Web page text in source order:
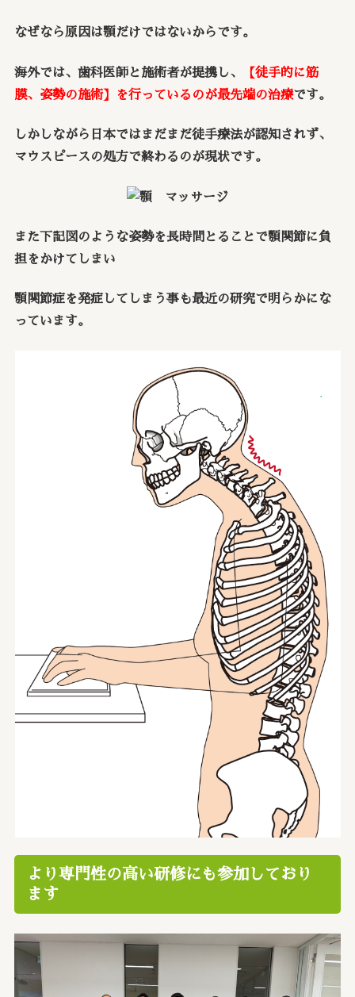
なぜなら原因は顎だけではないからです。
海外では、歯科医師と施術者が提携し、
【徒手的に筋
膜、姿勢の施術】を行っているのが最先端の治療です。
しかしながら日本ではまだまだ徒手療法が認知されず、
マウスピースの処方で終わるのが現状です。
また下記図のような姿勢を長時間とることで顎関節に負
担をかけてしまい
顎関節症を発症してしまう事も最近の研究で明らかにな
っています。
より専門性の高い研修にも参加しており
ます